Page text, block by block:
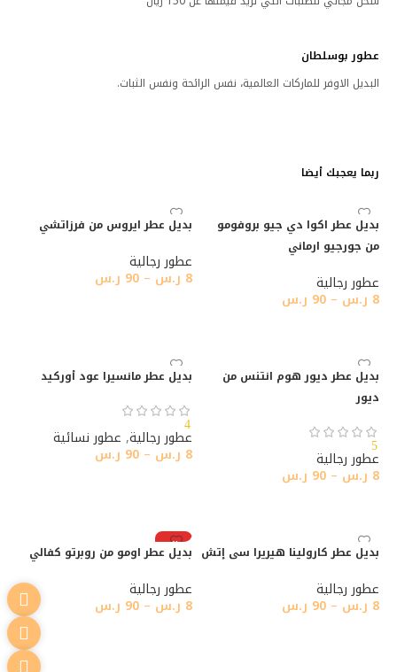
عطور بوسلطان
البديل الاوفر للماركات العالمية، نفس الرائحة ونفس الثبات.
ربما يعجبك أيضا
بديل عطر اكوا دي جيو بروفومو
من جورجيو ارماني
عطور رجالية
8 ر.س –
90 ر.س
بديل عطر ايروس من فرزاتشي
عطور رجالية
8 ر.س –
90 ر.س
بديل عطر ديور هوم انتنس من
ديور
5
عطور رجالية
8 ر.س –
90 ر.س
بديل عطر مانسيرا عود أوركيد
4
عطور رجالية, عطور نسائية
8 ر.س –
90 ر.س
بديل عطر كارولينا هيريرا سى إتش
عطور رجالية
8 ر.س –
90 ر.س
رائج
بديل عطر اومو من روبرتو كفالي
عطور رجالية
8 ر.س –
90 ر.س